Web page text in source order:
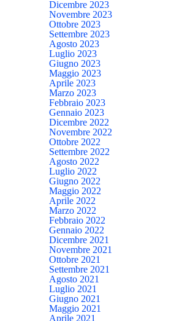
Dicembre 2023
Novembre 2023
Ottobre 2023
Settembre 2023
Agosto 2023
Luglio 2023
Giugno 2023
Maggio 2023
Aprile 2023
Marzo 2023
Febbraio 2023
Gennaio 2023
Dicembre 2022
Novembre 2022
Ottobre 2022
Settembre 2022
Agosto 2022
Luglio 2022
Giugno 2022
Maggio 2022
Aprile 2022
Marzo 2022
Febbraio 2022
Gennaio 2022
Dicembre 2021
Novembre 2021
Ottobre 2021
Settembre 2021
Agosto 2021
Luglio 2021
Giugno 2021
Maggio 2021
Aprile 2021